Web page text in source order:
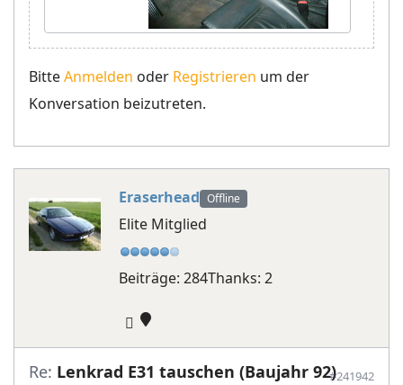
BitteAnmelden oder Registrieren um der
Konversation beizutreten.
Eraserhead Offline
Elite Mitglied
Beiträge: 284Thanks: 2
Re: Lenkrad E31 tauschen (Baujahr 92)#241942